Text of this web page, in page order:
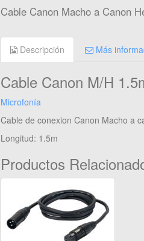
Cable Canon Macho a Canon
Descripción Más
Cable Canon M/H
Microfonía
Cable de conexion Canon Macho a
Longitud: 1.5m
Productos